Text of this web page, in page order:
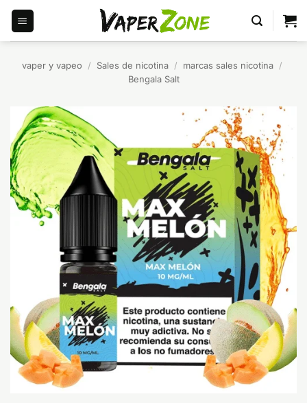
Saltar
contenido
vaper y vapeo / Sales de nicotina / marcas sales nicotina /
Bengala Salt